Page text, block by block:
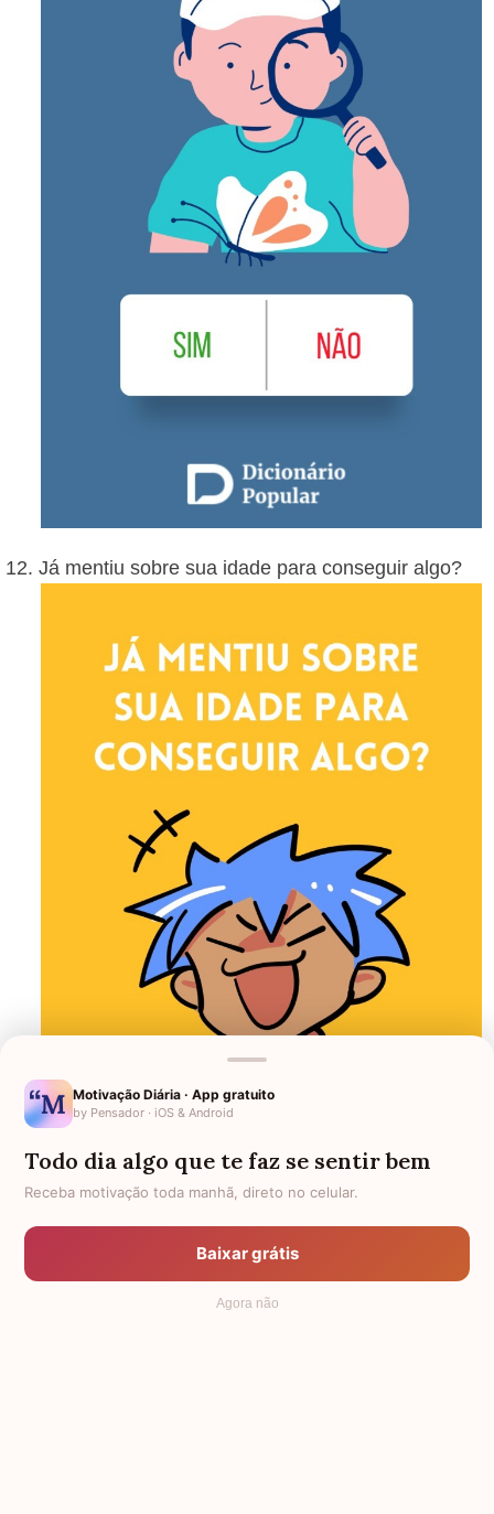
Já mentiu sobre sua idade para conseguir algo?
Motivação Diária · App gratuito
by Pensador · iOS & Android
Todo dia algo que te faz se sentir bem
Receba motivação toda manhã, direto no celular.
Baixar grátis
Agora não